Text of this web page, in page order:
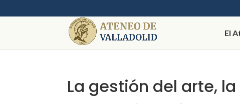
El
La gestión del arte,